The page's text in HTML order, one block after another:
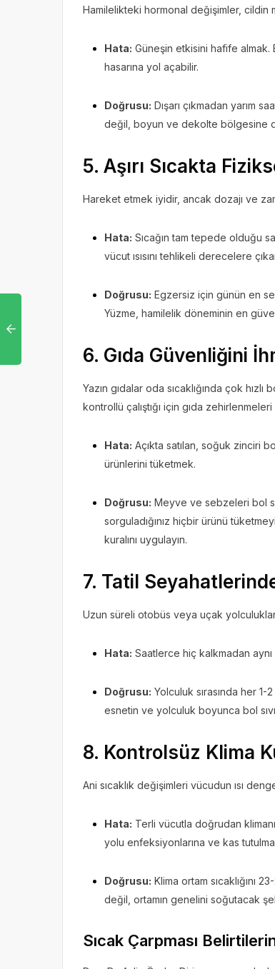
Hamilelikteki hormonal değişimler, cildin
Hata: Güneşin etkisini hafife almak.
hasarına yol açabilir.
Doğrusu: Dışarı çıkmadan yarım
değil, boyun ve dekolte bölgesine
5. Aşırı Sıcakta
Hareket etmek iyidir, ancak dozajı ve
Hata: Sıcağın tam tepede olduğu
vücut ısısını tehlikeli derecelere
Doğrusu: Egzersiz için günün en
Yüzme, hamilelik döneminin en
6. Gıda Güvenliğini
Yazın gıdalar oda sıcaklığında çok
kontrollü çalıştığı için gıda
Hata: Açıkta satılan, soğuk zinciri
ürünlerini tüketmek.
Doğrusu: Meyve ve sebzeleri bol
sorguladığınız hiçbir ürünü
kuralını uygulayın.
7. Tatil
Uzun süreli otobüs veya uçak
Hata: Saatlerce hiç kalkmadan
Doğrusu: Yolculuk sırasında her 1-
esnetin ve yolculuk boyunca bol
8. Kontrolsüz Klima
Ani sıcaklık değişimleri vücudun ısı
Hata: Terli vücutla doğrudan
yolu enfeksiyonlarına ve kas
Doğrusu: Klima ortam sıcaklığını
değil, ortamın genelini soğutacak
Sıcak Çarpması